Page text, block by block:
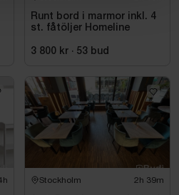
Runt bord i marmor inkl. 4
st. fåtöljer Homeline
3 800 kr · 53 bud
Stockholm 2h 39m